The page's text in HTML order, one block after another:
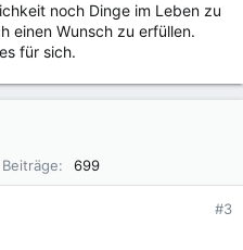
noch Dinge im Leben zu
einen Wunsch zu erfüllen.
für sich.
Beiträge 699
#3